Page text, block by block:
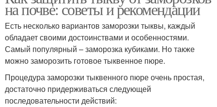
на почве: советы и рекомендации
Есть несколько вариантов заморозки тыквы, каждый
обладает своими достоинствами и особенностями.
Самый популярный – заморозка кубиками. Но также
можно заморозить готовое тыквенное пюре.
Процедура заморозки тыквенного пюре очень простая,
достаточно придерживаться следующей
последовательности действий: